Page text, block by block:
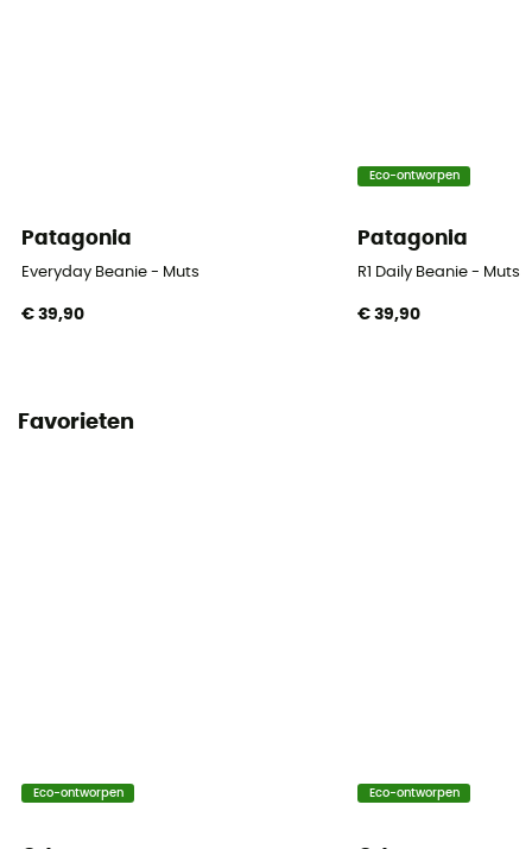
Patagonia
Everyday Beanie - Muts
€ 39,90
Eco-ontworpen
Patagonia
R1 Daily Beanie - Muts
€ 39,90
Favorieten
Eco-ontworpen Eco-ontworpen